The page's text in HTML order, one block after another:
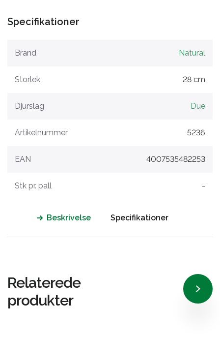
Specifikationer
Brand Natural
Storlek 28 cm
Djurslag Due
Artikelnummer 5236
EAN 4007535482253
Stk pr. pall -
Beskrivelse Specifikationer
Relaterede
produkter